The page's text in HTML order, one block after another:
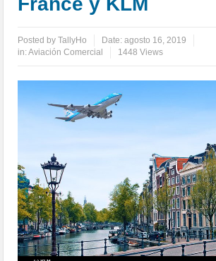
Posted byTallyHo Date:agosto 16, 2019
in:Aviación Comercial 1448 Views